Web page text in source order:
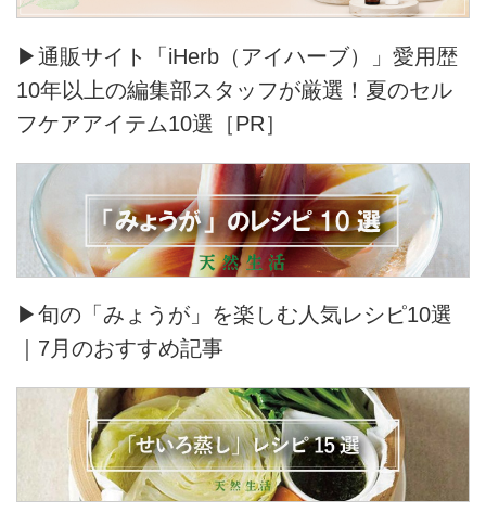
▶通販サイト「iHerb（アイハーブ）」愛用歴
10年以上の編集部スタッフが厳選！夏のセル
フケアアイテム10選［PR］
▶旬の「みょうが」を楽しむ人気レシピ10選
｜7月のおすすめ記事